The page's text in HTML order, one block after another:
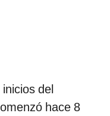
del
hace 8